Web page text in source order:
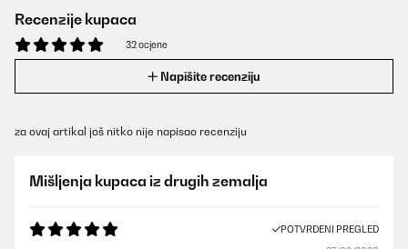
Recenzije kupaca
32 ocjene
Napišite recenziju
za ovaj artikal još nitko nije napisao recenziju
Mišljenja kupaca iz drugih zemalja
POTVRĐENI PREGLED